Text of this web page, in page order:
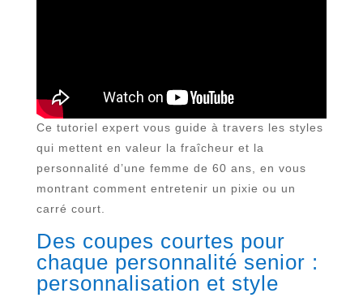
Ce tutoriel expert vous guide à travers les styles
qui mettent en valeur la fraîcheur et la
personnalité d’une femme de 60 ans, en vous
montrant comment entretenir un pixie ou un
carré court.
Des coupes courtes pour
chaque personnalité senior :
personnalisation et style